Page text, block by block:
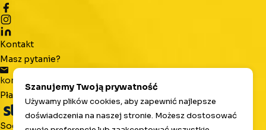
Kontakt
Masz pytanie?
kontakt@lumeo.pl
Płatności
Social media
Szanujemy Twoją prywatność
Używamy plików cookies, aby zapewnić najlepsze
doświadczenia na naszej stronie. Możesz dostosować